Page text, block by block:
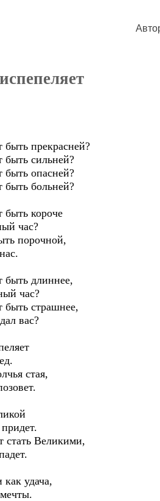
прекрасней?
сильней?
опасней?
больней?
короче
час?
порочной,
быть длиннее,
час?
страшнее,
вас?
стая,
стать Великими,
удача,